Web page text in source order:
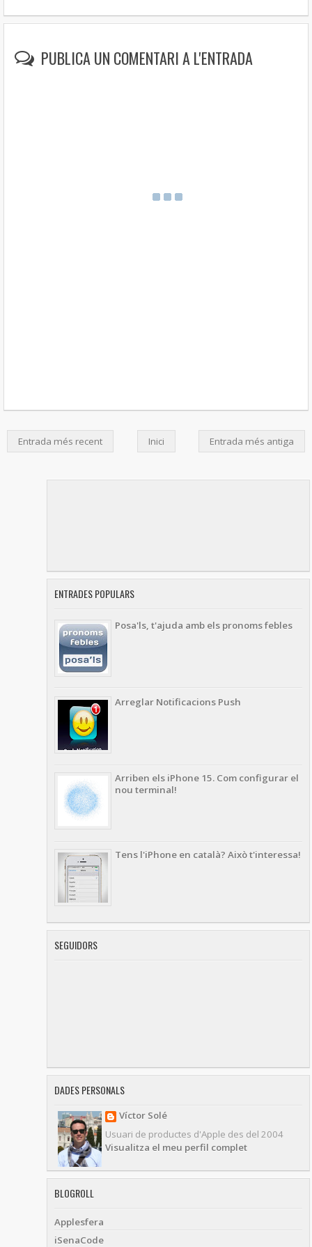
PUBLICA UN COMENTARI A L'ENTRADA
Entrada més recent Entrada més antiga
Inici
ENTRADES POPULARS
Posa'ls, t'ajuda amb els pronoms febles
Arreglar Notificacions Push
Arriben els iPhone 15. Com configurar el
nou terminal!
Tens l'iPhone en català? Això t'interessa!
SEGUIDORS
DADES PERSONALS
Víctor Solé
Usuari de productes d'Apple des del 2004
Visualitza el meu perfil complet
BLOGROLL
Applesfera
iSenaCode